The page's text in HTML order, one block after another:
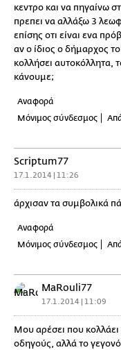
κεντρο και να πηγαίνω
πρεπει να αλλάξω 3
επίσης οτι είναι ενα
αν ο ίδιος ο δήμαρχος
κολλήσει αυτοκόλλητα,
κάνουμε;
Αναφορά
Μόνιμος σύνδεσμος
Scriptum77
17.1.2014 | 11:26
άρχισαν τα συμβολικά
Αναφορά
Μόνιμος σύνδεσμος
MaRouli77
17.1.2014 | 11:09
Μου αρέσει που
οδηγούς, αλλά το